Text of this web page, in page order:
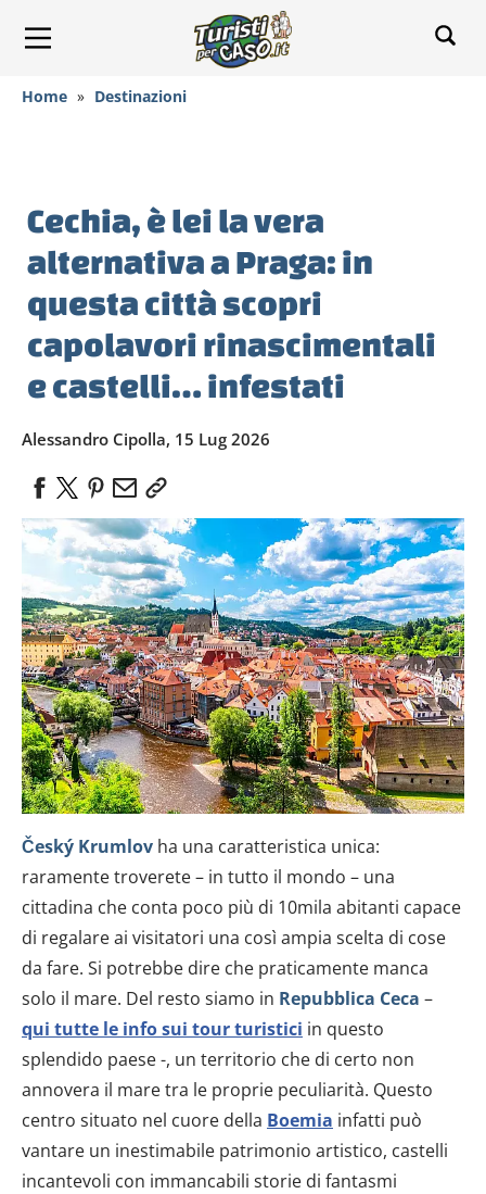
Home » Destinazioni
Cechia, è lei la vera
alternativa a Praga: in
questa città scopri
capolavori rinascimentali
e castelli… infestati
Alessandro Cipolla, 15 Lug 2026
Český Krumlov ha una caratteristica unica:
raramente troverete – in tutto il mondo – una
cittadina che conta poco più di 10mila abitanti capace
di regalare ai visitatori una così ampia scelta di cose
da fare. Si potrebbe dire che praticamente manca
solo il mare. Del resto siamo in Repubblica Ceca –
qui tutte le info sui tour turistici in questo
splendido paese -, un territorio che di certo non
annovera il mare tra le proprie peculiarità. Questo
centro situato nel cuore della Boemia infatti può
vantare un inestimabile patrimonio artistico, castelli
incantevoli con immancabili storie di fantasmi